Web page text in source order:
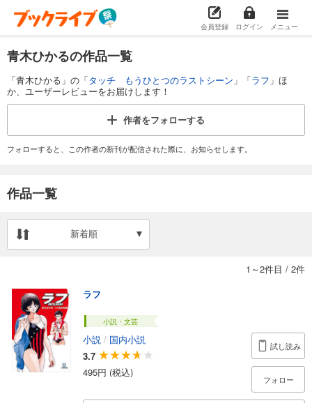
会員登録 ログイン メニュー
青木ひかるの作品一覧
「青木ひかる」の「タッチ もうひとつのラストシーン 」「ラフ 」ほ
か、ユーザーレビューをお届けします！
作者をフォローする
フォローすると、この作者の新刊が配信された際に、お知らせします。
作品一覧
新着順
1～2件目 / 2件
ラフ
小説・文芸
小説 / 国内小説
3.7
495円 (税込)
試し読み
フォロー